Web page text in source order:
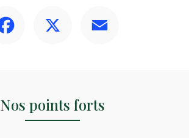
Nos points forts